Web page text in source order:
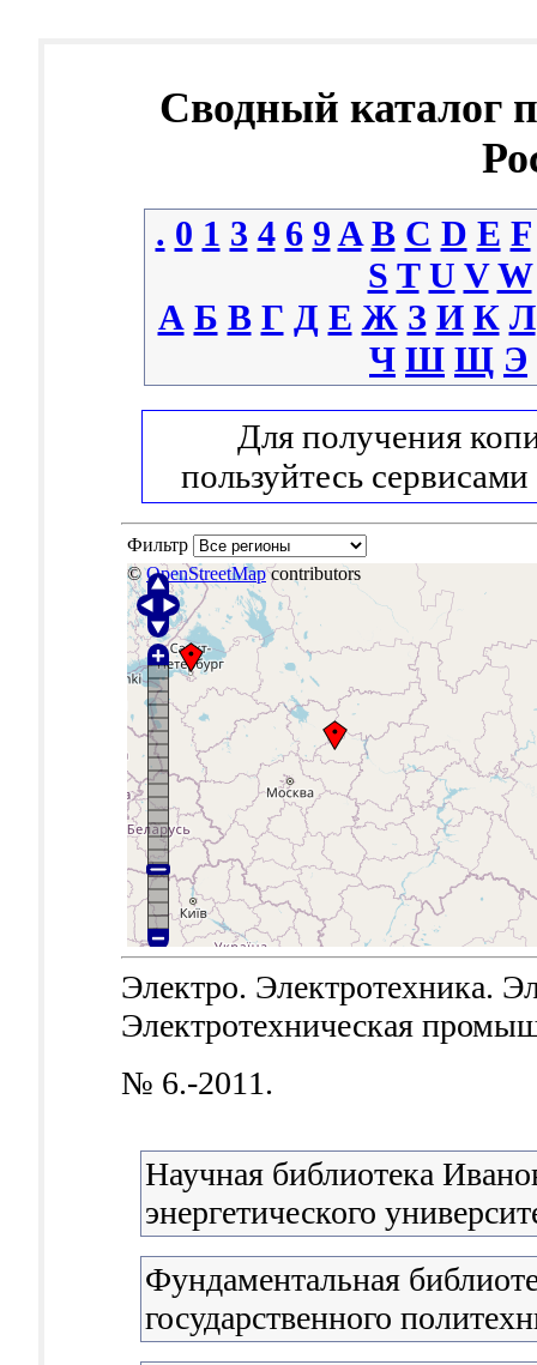
Сводный каталог
. 0 1 3 4 6 9 A B C D E F
S T U V W
А Б В Г Д Е Ж З И К Л
Ч Ш Щ Э
Для получения
пользуйтесь сервисами
Фильтр
©OpenStreetMapcontributors
Электро. Электротехника.
Электротехническая
№ 6.-2011.
Научная библиотека
энергетического
Фундаментальная
государственного